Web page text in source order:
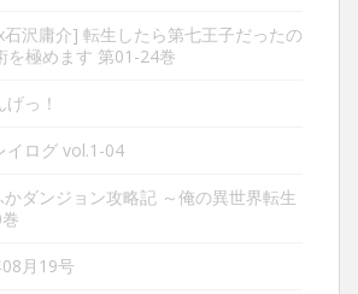
沢庸介] 転生したら第七王子だったの
を極めます 第01-24巻
っ！
イログ vol.1-04
かダンジョン攻略記 ～俺の異世界転生
月19号